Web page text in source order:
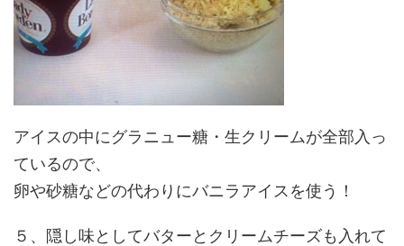
アイスの中にグラニュー糖・生クリームが全部入っ
ているので、
卵や砂糖などの代わりにバニラアイスを使う！
５、 隠し味としてバターとクリームチーズも入れて